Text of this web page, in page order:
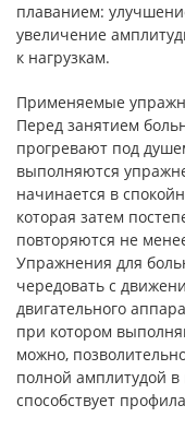
плаванием:
увеличение
к нагрузкам.
Применяемые
Перед занятием
прогревают под
выполняются
начинается в
которая затем
повторяются не
Упражнения для
чередовать с
двигательного
при котором
можно,
полной амплитудой
способствует